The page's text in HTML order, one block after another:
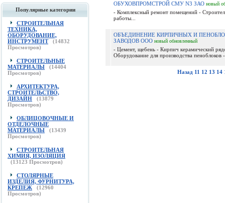
Популярные категории
СТРОИТЕЛЬНАЯ
ТЕХНИКА,
ОБОРУДОВАНИЕ,
ИНСТРУМЕНТ
(14832
Просмотров)
СТРОИТЕЛЬНЫЕ
МАТЕРИАЛЫ
(14404
Просмотров)
АРХИТЕКТУРА,
СТРОИТЕЛЬСТВО,
ДИЗАЙН
(13879
Просмотров)
ОБЛИЦОВОЧНЫЕ И
ОТДЕЛОЧНЫЕ
МАТЕРИАЛЫ
(13439
Просмотров)
СТРОИТЕЛЬНАЯ
ХИМИЯ, ИЗОЛЯЦИЯ
(13123 Просмотров)
СТОЛЯРНЫЕ
ИЗДЕЛИЯ, ФУРНИТУРА,
КРЕПЕЖ
(12960
Просмотров)
ОБУХОВПРОМСТРОЙ СМУ N3 ЗАО новый
- Комплексный ремонт помещений -
работы...
ОБЪЕДИНЕНИЕ КИРПИЧНЫХ И
ЗАВОДОВ ООО новый обновленный
- Цемент, щебень - Кирпич керамический
Оборудование для производства пеноблоков
Назад 11 12 13 14